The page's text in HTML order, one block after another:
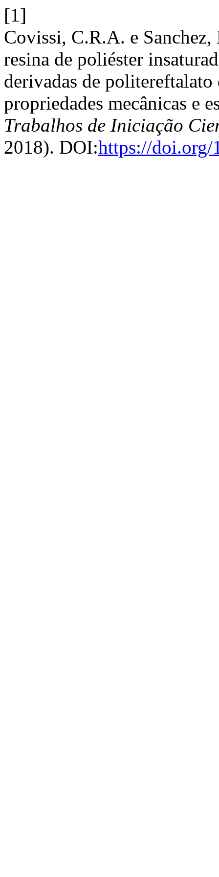
[1]
Covissi, C.R.A. e
resina de poliéster
derivadas de politereftalato
propriedades mecânicas e
Trabalhos de Iniciação
2018). DOI:https://doi.org/